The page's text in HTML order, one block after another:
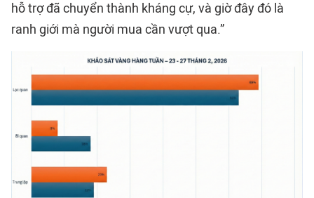
hỗ trợ đã chuyển thành kháng cự, và giờ đây đó là
ranh giới mà người mua cần vượt qua.”